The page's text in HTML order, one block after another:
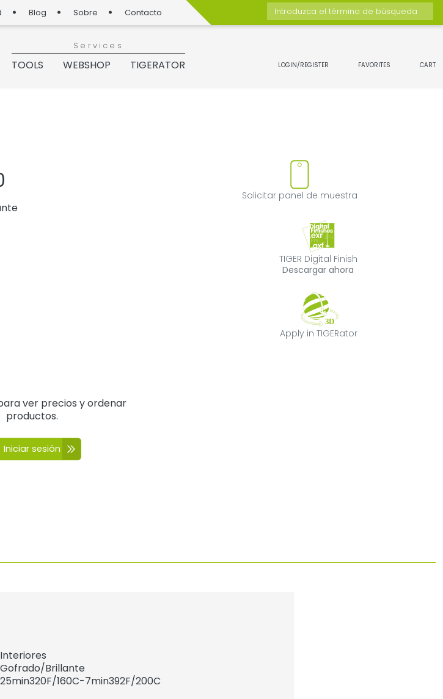
Blog Sobre Contacto
Introduzca el término de búsqueda
Services
TOOLS WEBSHOP TIGERATOR LOGIN/REGISTER FAVORITES CART
Agregar o quitar el producto de
Solicitar panel de muestra
TIGER Digital Finish
Descargar ahora
Apply in TIGERator
ver precios y ordenar
productos.
Iniciar sesión
Interiores
Gofrado/Brillante
25min320F/160C-7min392F/200C